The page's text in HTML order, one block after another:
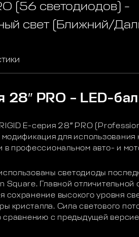
(56 светодиодов) -
свет (Ближний/
28″ PRO – LED-
E-серия 28″ PRO
для использования
в профессиональном авто- и
светодиоды
Square. Главной отличительной
сохранение высокого уровня
кристалла. Сила светового
сравнению с предыдущей